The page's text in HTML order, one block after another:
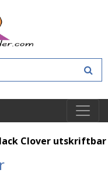
Clover utskriftbar